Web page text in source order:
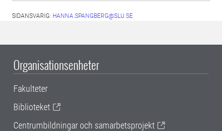
SIDANSVARIG: HANNA.SPANGBERG@SLU.SE
Organisationsenheter
Fakulteter
Biblioteket
Centrumbildningar och samarbetsprojekt